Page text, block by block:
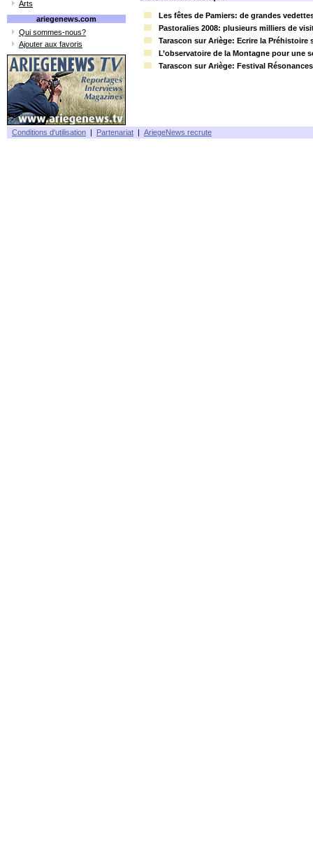
Arts
ariegenews.com
Qui sommes-nous?
Ajouter aux favoris
Les fêtes de Pamiers: de grandes
Pastoralies 2008: plusieurs milliers de
Tarascon sur Ariège: Ecrire la
L’observatoire de la Montagne pour une
Tarascon sur Ariège: Festival
Conditions d'utilisation | Partenariat | AriegeNews recrute